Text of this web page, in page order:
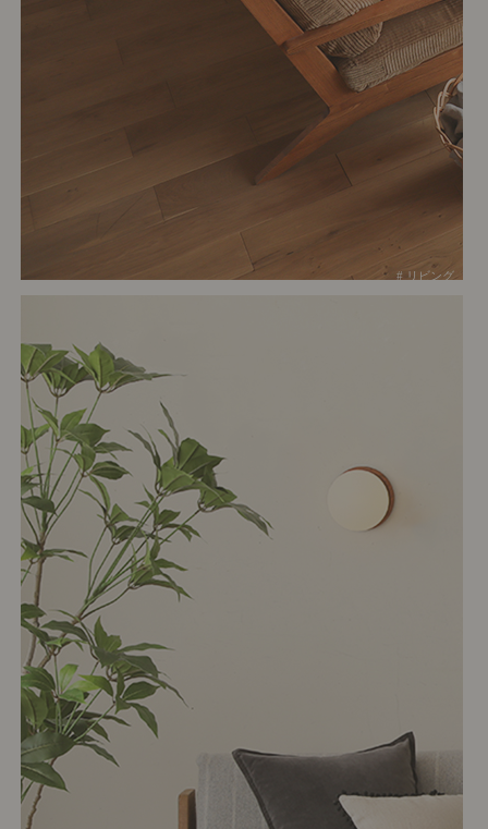
# リビング